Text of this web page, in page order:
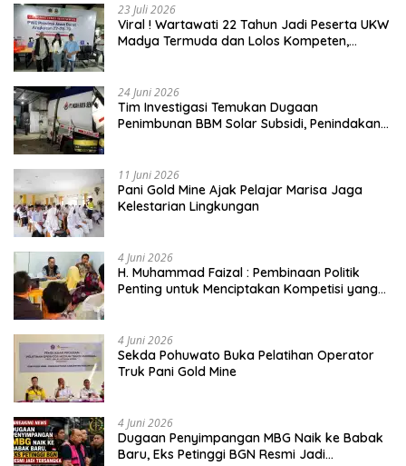
23 Juli 2026
Viral ! Wartawati 22 Tahun Jadi Peserta UKW
Madya Termuda dan Lolos Kompeten,
24 Juni 2026
Tim Investigasi Temukan Dugaan
Penimbunan BBM Solar Subsidi, Penindakan
11 Juni 2026
Pani Gold Mine Ajak Pelajar Marisa Jaga
Kelestarian Lingkungan
4 Juni 2026
H. Muhammad Faizal : Pembinaan Politik
Penting untuk Menciptakan Kompetisi yang
4 Juni 2026
Sekda Pohuwato Buka Pelatihan Operator
Truk Pani Gold Mine
4 Juni 2026
Dugaan Penyimpangan MBG Naik ke Babak
Baru, Eks Petinggi BGN Resmi Jadi